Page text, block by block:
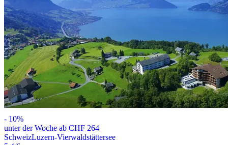
- 10%
unter der Woche ab CHF 264
SchweizLuzern-Vierwaldstättersee